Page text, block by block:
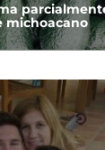
michoacano